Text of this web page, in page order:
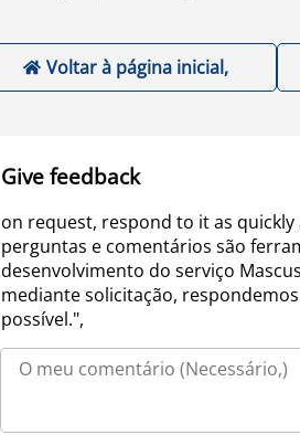
Voltar à página inicial,
Give feedback
on request, respond to it as quickly
perguntas e comentários são
desenvolvimento do serviço
mediante solicitação,
possível.",